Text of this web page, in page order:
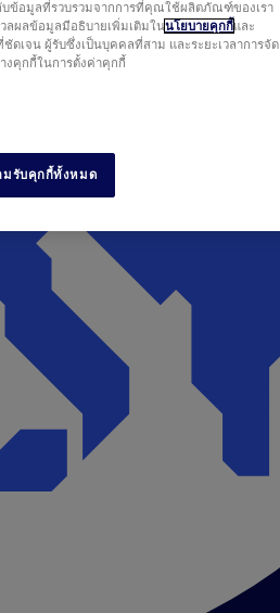
บข้อมูลที่รวบรวมจากการที่คุณใช้ผลิตภัณฑ์ของเรา
ลผลข้อมูลมีอธิบายเพิ่มเติมในนโยบายคุกกี้และ
ดเจน ผู้รับซึ่งเป็นบุคคลที่สาม และระยะเวลาการจัด
งคุกกี้ในการตั้งค่าคุกกี้
มรับคุกกี้ทั้งหมด